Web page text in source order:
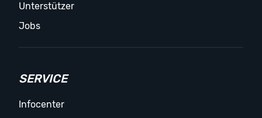
Unterstützer
Jobs
SERVICE
Infocenter